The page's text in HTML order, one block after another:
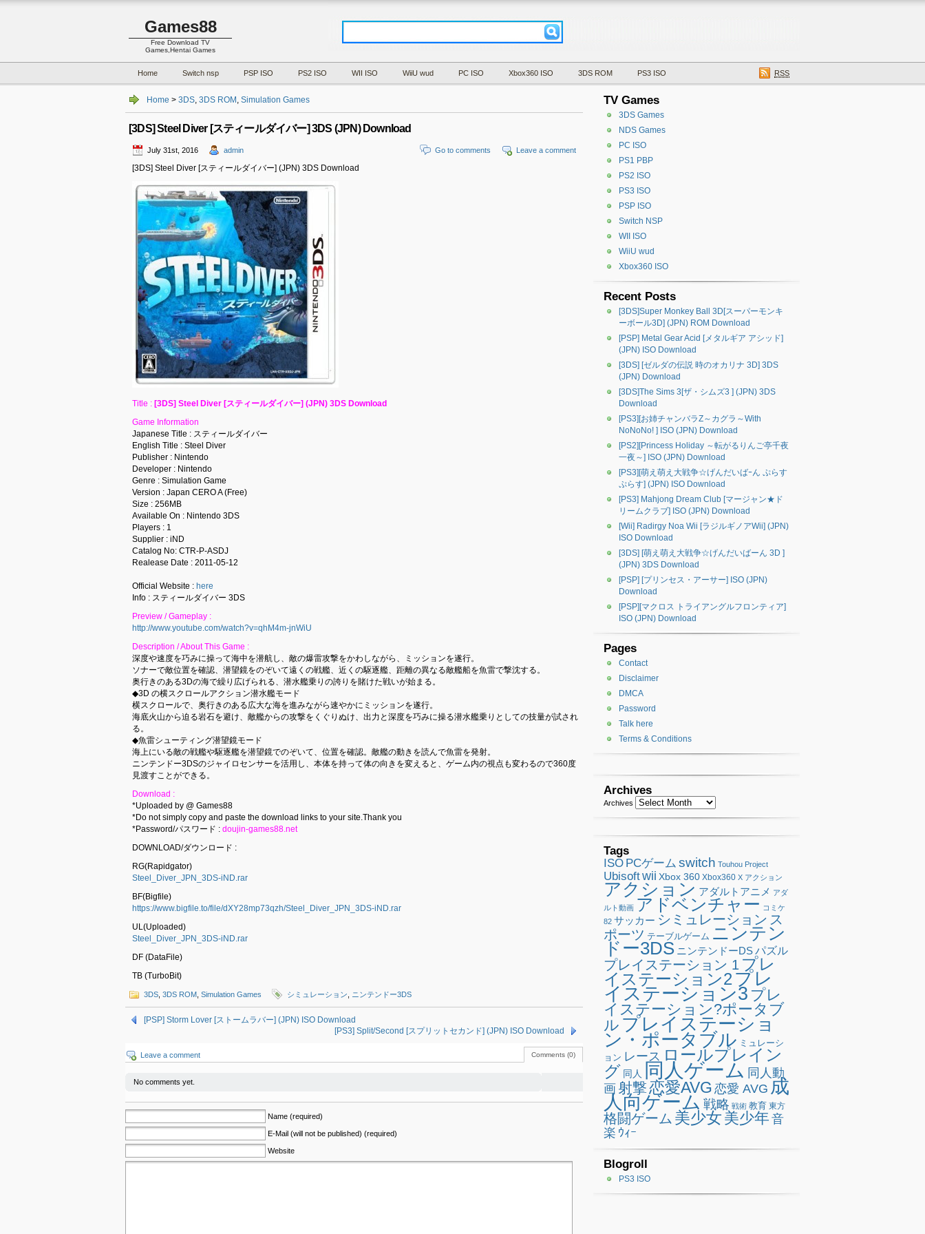
Games88
Free Download TV
Games,Hentai Games
Home Switch nsp PSP ISO PS2 ISO WII ISO WiiU wud PC ISO Xbox360 ISO 3DS ROM PS3 ISO RSS
Home > 3DS, 3DS ROM , Simulation Games
[3DS] Steel Diver [スティールダイバー] 3DS (JPN) Download
July 31st, 2016 admin Leave a comment
Go to comments
[3DS] Steel Diver [スティールダイバー] (JPN) 3DS Download
Title : [3DS] Steel Diver [スティールダイバー] (JPN) 3DS Download
Game Information
Japanese Title : スティールダイバー
English Title : Steel Diver
Publisher : Nintendo
Developer : Nintendo
Genre : Simulation Game
Version : Japan CERO A (Free)
Size : 256MB
Available On : Nintendo 3DS
Players : 1
Supplier : iND
Catalog No: CTR-P-ASDJ
Realease Date : 2011-05-12
Official Website : here
Info : スティールダイバー 3DS
Preview / Gameplay :
http://www.youtube.com/watch?v=qhM4m-jnWiU
Description / About This Game :
深度や速度を巧みに操って海中を潜航し、敵の爆雷攻撃をかわしながら、ミッションを遂行。
ソナーで敵位置を確認、潜望鏡をのぞいて遠くの戦艦、近くの駆逐艦、距離の異なる敵艦船を魚雷で撃沈する。
奥行きのある3Dの海で繰り広げられる、潜水艦乗りの誇りを賭けた戦いが始まる。
◆3D の横スクロールアクション潜水艦モード
横スクロールで、奥行きのある広大な海を進みながら速やかにミッションを遂行。
海底火山から迫る岩石を避け、敵艦からの攻撃をくぐりぬけ、出力と深度を巧みに操る潜水艦乗りとしての技量が試され
る。
◆魚雷シューティング潜望鏡モード
海上にいる敵の戦艦や駆逐艦を潜望鏡でのぞいて、位置を確認。敵艦の動きを読んで魚雷を発射。
ニンテンドー3DSのジャイロセンサーを活用し、本体を持って体の向きを変えると、ゲーム内の視点も変わるので360度
見渡すことができる。
Download :
*Uploaded by @ Games88
*Do not simply copy and paste the download links to your site.Thank you
*Password/パスワード : doujin-games88.net
DOWNLOAD/ダウンロード :
RG(Rapidgator)
Steel_Diver_JPN_3DS-iND.rar
BF(Bigfile)
https://www.bigfile.to/file/dXY28mp73qzh/Steel_Diver_JPN_3DS-iND.rar
UL(Uploaded)
Steel_Diver_JPN_3DS-iND.rar
DF (DataFile)
TB (TurboBit)
3DS 3DS ROM Simulation Games シミュレーション ニンテンドー3DS
[PSP] Storm Lover [ストームラバー] (JPN) ISO Download
[PS3] Split/Second [スプリットセカンド] (JPN) ISO Download
Comments (0)
Leave a comment
No comments yet.
Name (required)
E-Mail (will not be published) (required)
Website
TV Games
3DS Games
NDS Games
PC ISO
PS1 PBP
PS2 ISO
PS3 ISO
PSP ISO
Switch NSP
WII ISO
WiiU wud
Xbox360 ISO
Recent Posts
[3DS]Super Monkey Ball 3D[スーパーモンキ
ーボール3D] (JPN) ROM Download
[PSP] Metal Gear Acid [メタルギア アシッド]
(JPN) ISO Download
[3DS] [ゼルダの伝説 時のオカリナ 3D] 3DS
(JPN) Download
[3DS]The Sims 3[ザ・シムズ3 ] (JPN) 3DS
Download
[PS3][お姉チャンバラZ～カグラ～With
NoNoNo! ] ISO (JPN) Download
[PS2][Princess Holiday ～転がるりんご亭千夜
一夜～] ISO (JPN) Download
[PS3][萌え萌え大戦争☆げんだいばｰん ぷらす
ぷらす] (JPN) ISO Download
[PS3] Mahjong Dream Club [マージャン★ド
リームクラブ] ISO (JPN) Download
[Wii] Radirgy Noa Wii [ラジルギノアWii] (JPN)
ISO Download
[3DS] [萌え萌え大戦争☆げんだいばーん 3D ]
(JPN) 3DS Download
[PSP] [プリンセス・アーサー] ISO (JPN)
Download
[PSP][マクロス トライアングルフロンティア]
ISO (JPN) Download
Pages
Contact
Disclaimer
DMCA
Password
Talk here
Terms & Conditions
Archives
Archives
Tags
ISO PCゲーム switch Touhou Project
Ubisoftwii Xbox 360 Xbox360 X アクション
アクション アダルトアニメ アダ
ルト動画 アドベンチャー コミケ
82 サッカー シミュレーション ス
ポーツ テーブルゲーム ニンテン
ドー3DS ニンテンドーDSパズル
プレイステーション 1 プレ
イステーション2プレ
イステーション3 プレ
イステーション?ポータブ
ル プレイステーショ
ン・ポータブル ミュレーシ
ョン レース ロールプレイン
グ 同人 同人ゲーム 同人動
画射撃恋愛AVG 恋愛 AVG 成
人向ゲーム 戦略 戦術 教育 東方
格闘ゲーム 美少女 美少年音
楽 ｳｨｰ
Blogroll
PS3 ISO